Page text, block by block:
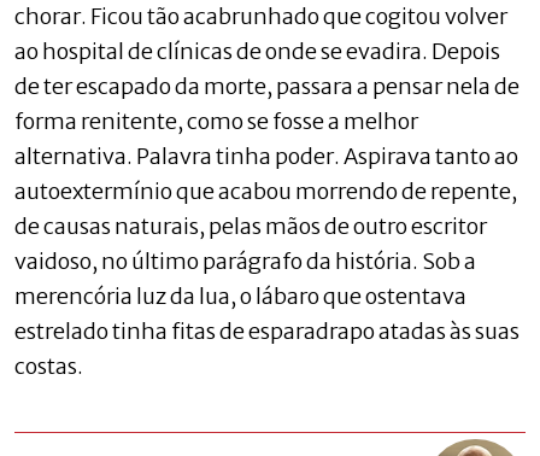
chorar. Ficou tão acabrunhado que cogitou volver
ao hospital de clínicas de onde se evadira. Depois
de ter escapado da morte, passara a pensar nela de
forma renitente, como se fosse a melhor
alternativa. Palavra tinha poder. Aspirava tanto ao
autoextermínio que acabou morrendo de repente,
de causas naturais, pelas mãos de outro escritor
vaidoso, no último parágrafo da história. Sob a
merencória luz da lua, o lábaro que ostentava
estrelado tinha fitas de esparadrapo atadas às suas
costas.